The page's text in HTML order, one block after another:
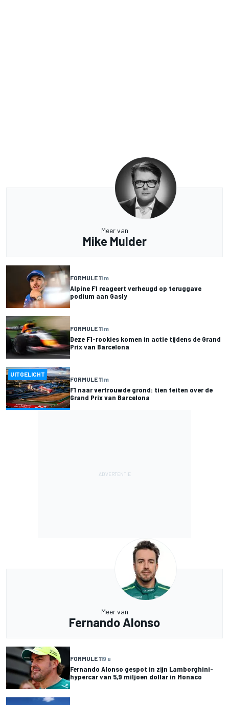
Meer van
Mike Mulder
FORMULE 11 m
Alpine F1 reageert verheugd op teruggave
podium aan Gasly
FORMULE 11 m
Deze F1-rookies komen in actie tijdens de Grand
Prix van Barcelona
UITGELICHT
FORMULE 11 m
F1 naar vertrouwde grond: tien feiten over de
Grand Prix van Barcelona
Meer van
Fernando Alonso
FORMULE 119 u
Fernando Alonso gespot in zijn Lamborghini-
hypercar van 5,9 miljoen dollar in Monaco